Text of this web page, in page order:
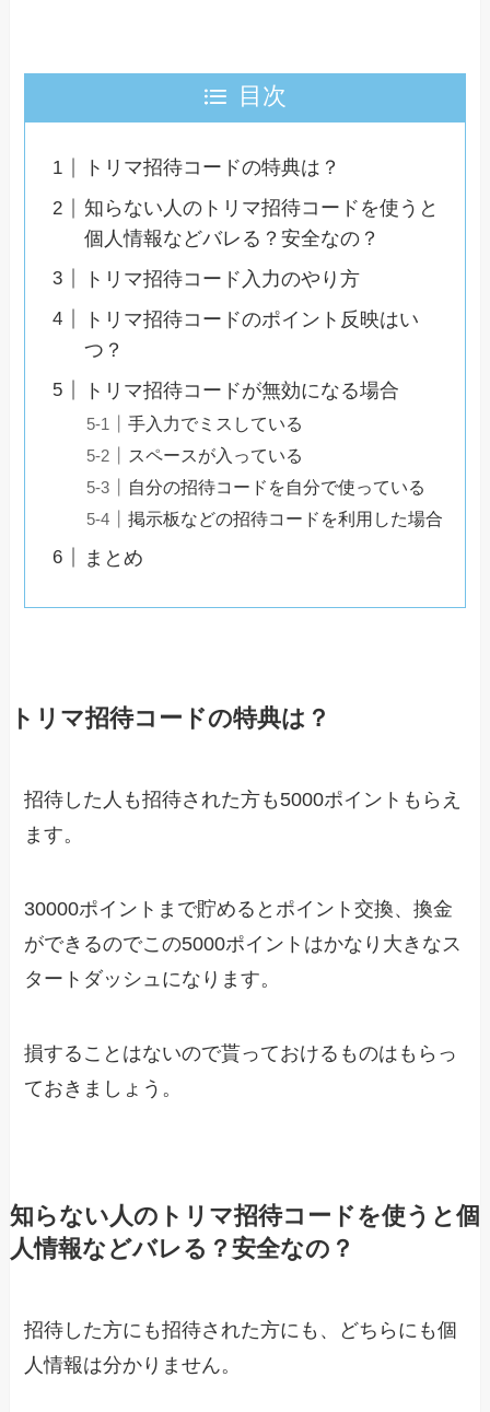
目次
トリマ招待コードの特典は？
知らない人のトリマ招待コードを使うと
個人情報などバレる？安全なの？
トリマ招待コード入力のやり方
トリマ招待コードのポイント反映はい
つ？
トリマ招待コードが無効になる場合
手入力でミスしている
スペースが入っている
自分の招待コードを自分で使っている
掲示板などの招待コードを利用した場合
まとめ
トリマ招待コードの特典は？
招待した人も招待された方も5000ポイントもらえ
ます。
30000ポイントまで貯めるとポイント交換、換金
ができるのでこの5000ポイントはかなり大きなス
タートダッシュになります。
損することはないので貰っておけるものはもらっ
ておきましょう。
知らない人のトリマ招待コードを使うと個
人情報などバレる？安全なの？
招待した方にも招待された方にも、どちらにも個
人情報は分かりません。